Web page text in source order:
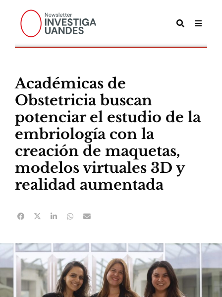
Académicas de
Obstetricia buscan
potenciar el estudio de la
embriología con la
creación de maquetas,
modelos virtuales 3D y
realidad aumentada